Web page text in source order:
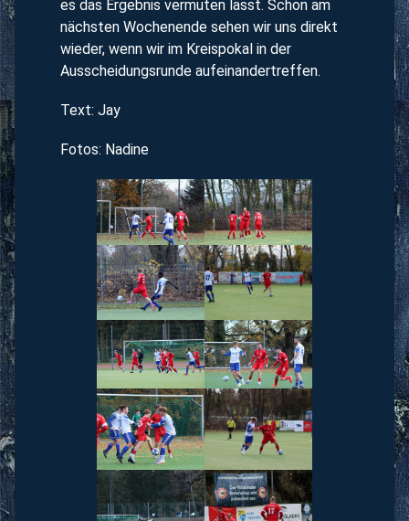
es das Ergebnis vermuten lässt. Schon am
nächsten Wochenende sehen wir uns direkt
wieder, wenn wir im Kreispokal in der
Ausscheidungsrunde aufeinandertreffen.
Text: Jay
Fotos: Nadine